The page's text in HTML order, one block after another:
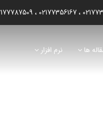
02177356167
ها نرم افزار